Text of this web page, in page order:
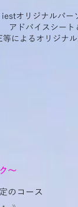
～
のコース
iestオリジナルパー
アドバイスシート
等によるオリジナ